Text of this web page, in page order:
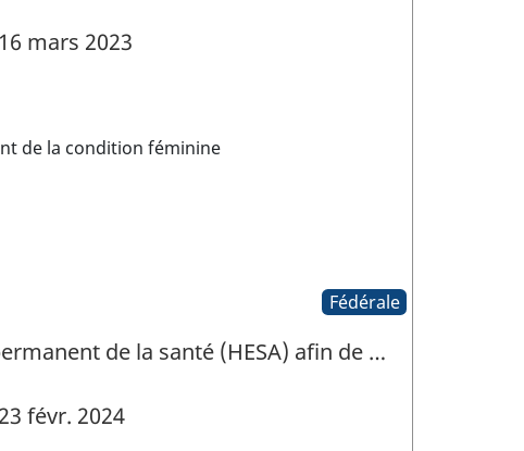
16 mars 2023
de la condition féminine
Fédérale
de la santé (HESA) afin de …
23 févr. 2024